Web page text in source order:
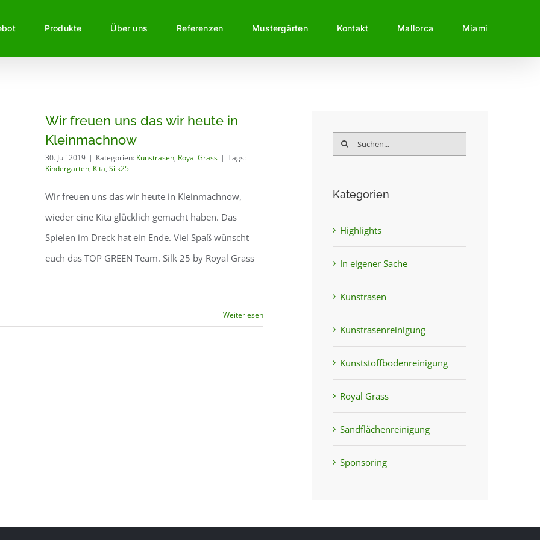
Produkte Über uns Referenzen Mustergärten Kontakt Mallorca Miami
Wir freuen uns das wir heute in
Kleinmachnow
30. Juli 2019 | Kategorien: Kunstrasen, Royal Grass | Tags:
Kindergarten, Kita, Silk25
Wir freuen uns das wir heute in Kleinmachnow,
wieder eine Kita glücklich gemacht haben. Das
Spielen im Dreck hat ein Ende. Viel Spaß wünscht
euch das TOP GREEN Team. Silk 25 by Royal Grass
Weiterlesen
Suche
Kategorien
Highlights
In eigener Sache
Kunstrasen
Kunstrasenreinigung
Kunststoffbodenreinigung
Royal Grass
Sandflächenreinigung
Sponsoring